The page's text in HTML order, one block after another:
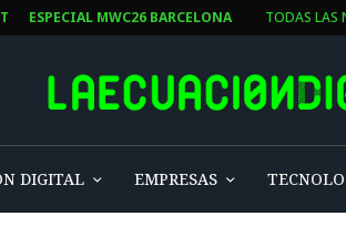
ESPECIAL MWC26 BARCELONA TODAS LAS
DIGITAL EMPRESAS